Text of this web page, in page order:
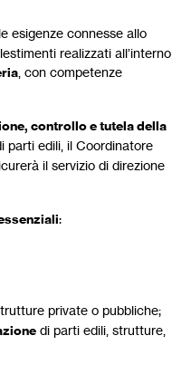
esigenze connesse allo
realizzati all’interno
, con competenze
controllo e tutela della
parti edili, il Coordinatore
il servizio di direzione
:
private o pubbliche;
di parti edili, strutture,